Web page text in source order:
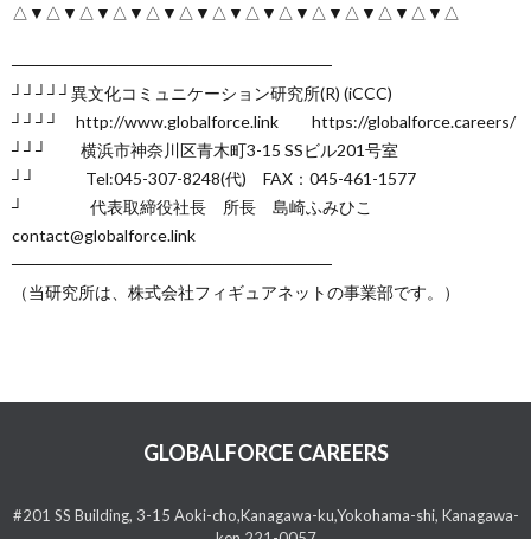
△▼△▼△▼△▼△▼△▼△▼△▼△▼△▼△▼△▼△▼△
───────────────────────────
┘┘┘┘┘異文化コミュニケーション研究所(R) (iCCC)
┘┘┘┘ http://www.globalforce.link https://globalforce.careers/
┘┘┘ 横浜市神奈川区青木町3-15 SSビル201号室
┘┘ Tel:045-307-8248(代) FAX：045-461-1577
┘ 代表取締役社長 所長 島崎ふみひこ
contact@globalforce.link
───────────────────────────
（当研究所は、株式会社フィギュアネットの事業部です。）
GLOBALFORCE CAREERS
#201 SS Building, 3-15 Aoki-cho,Kanagawa-ku,Yokohama-shi, Kanagawa-